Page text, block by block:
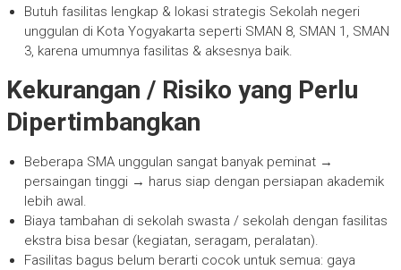
Butuh fasilitas lengkap & lokasi strategis Sekolah negeri
unggulan di Kota Yogyakarta seperti SMAN 8, SMAN 1, SMAN
3, karena umumnya fasilitas & aksesnya baik.
Kekurangan / Risiko yang Perlu
Dipertimbangkan
Beberapa SMA unggulan sangat banyak peminat →
persaingan tinggi → harus siap dengan persiapan akademik
lebih awal.
Biaya tambahan di sekolah swasta / sekolah dengan fasilitas
ekstra bisa besar (kegiatan, seragam, peralatan).
Fasilitas bagus belum berarti cocok untuk semua: gaya